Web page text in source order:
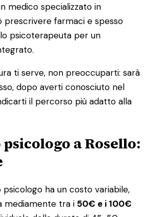
medico specializzato in
prescrivere farmaci e spesso
psicoterapeuta per un
ti serve, non preoccuparti: sarà
dopo averti conosciuto nel
il percorso più adatto alla
a Rosello:
psicologo ha un costo variabile,
mediamente tra i 50€ e i 100€